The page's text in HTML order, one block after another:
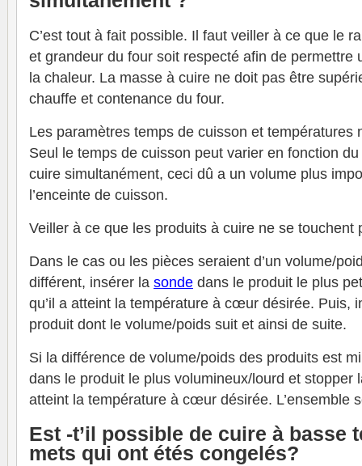
C’est tout à fait possible. Il faut veiller à ce que le
et grandeur du four soit respecté afin de permettre
la chaleur. La masse à cuire ne doit pas être
chauffe et contenance du four.
Les paramètres temps de cuisson et températures
Seul le temps de cuisson peut varier en fonction
cuire simultanément, ceci dû a un volume plus
l’enceinte de cuisson.
Veiller à ce que les produits à cuire ne se touchent
Dans le cas ou les pièces seraient d’un volume/
différent, insérer la sonde dans le produit le plus
qu’il a atteint la température à cœur désirée. Puis,
produit dont le volume/poids suit et ainsi de suite.
Si la différence de volume/poids des produits est
dans le produit le plus volumineux/lourd et stopper
atteint la température à cœur désirée. L’ensemble
Est -t’il possible de cuire à basse
mets qui ont étés congelés?